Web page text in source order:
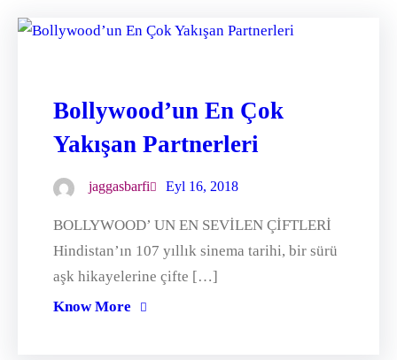
Bollywood’un En Çok
Yakışan Partnerleri
jaggasbarfi Eyl 16, 2018
BOLLYWOOD’ UN EN SEVİLEN ÇİFTLERİ
Hindistan’ın 107 yıllık sinema tarihi, bir sürü
aşk hikayelerine çifte […]
Know More